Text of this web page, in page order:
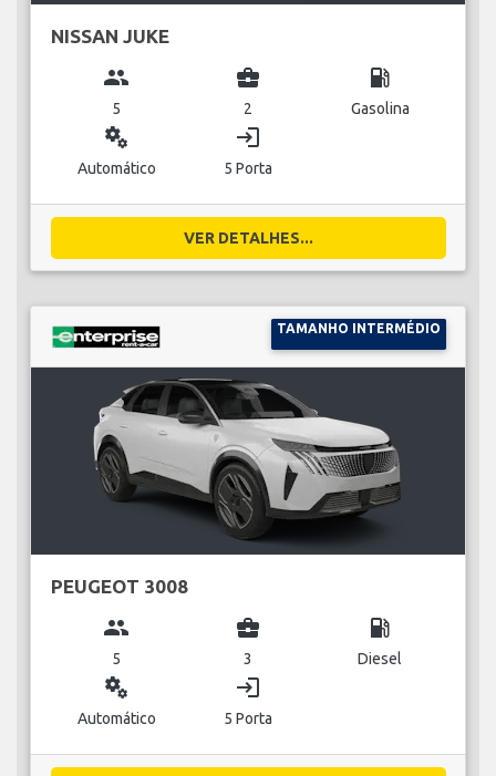
NISSAN JUKE
group
5
business_center
2
local_gas_station
Gasolina
miscellaneous_services
Automático
login
5 Porta
VER DETALHES...
TAMANHO INTERMÉDIO
PEUGEOT 3008
group
5
business_center
3
local_gas_station
Diesel
miscellaneous_services
Automático
login
5 Porta